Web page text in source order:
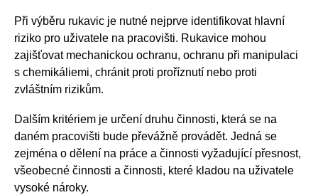
Při výběru rukavic je nutné nejprve identifikovat hlavní
riziko pro uživatele na pracovišti. Rukavice mohou
zajišťovat mechanickou ochranu, ochranu při manipulaci
s chemikáliemi, chránit proti proříznutí nebo proti
zvláštním rizikům.
Dalším kritériem je určení druhu činnosti, která se na
daném pracovišti bude převážně provádět. Jedná se
zejména o dělení na práce a činnosti vyžadující přesnost,
všeobecné činnosti a činnosti, které kladou na uživatele
vysoké nároky.